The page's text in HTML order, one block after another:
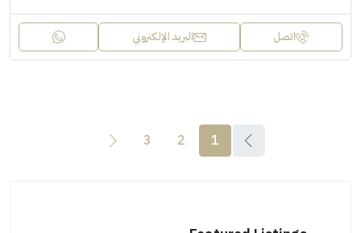
اتصل البريد الإلكتروني
1
2
3